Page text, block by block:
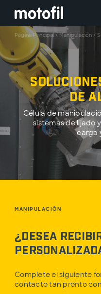
Página Principal / Manipulación /
de
Célula de
sistemas de lijado
carga
MANIPULACIÓN
¿Desea
Complete el siguiente
contacto tan pronto